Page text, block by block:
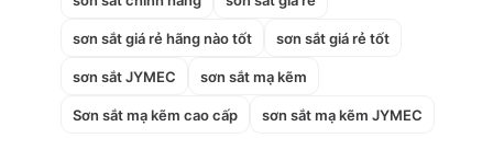
sơn sắt giá rẻ hãng nào tốt sơn sắt giá rẻ tốt
sơn sắt JYMEC sơn sắt mạ kẽm
Sơn sắt mạ kẽm cao cấp sơn sắt mạ kẽm JYMEC